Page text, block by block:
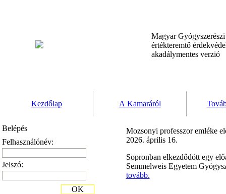
Magyar
értékteremtő
akadálymentes verzió
Kezdőlap A Kamaráról
Belépés
Felhasználónév:
Jelszó:
OK
Mozsonyi professzor emléke
2026. április 16.
Sopronban elkezdődött egy
Semmelweis Egyetem
tovább.